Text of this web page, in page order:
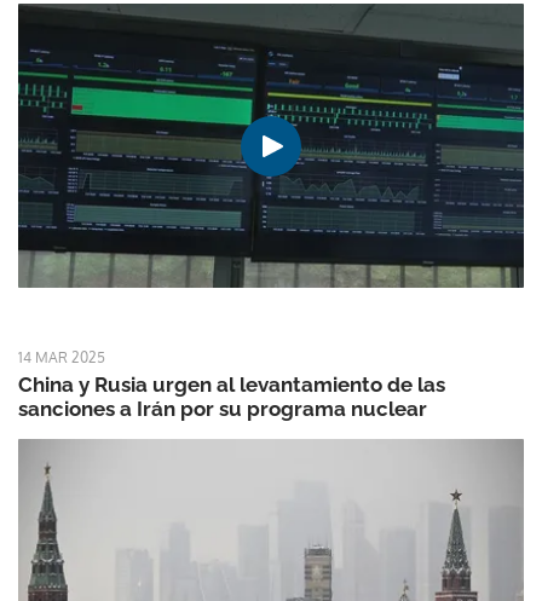
14 MAR 2025
China y Rusia urgen al levantamiento de las
sanciones a Irán por su programa nuclear